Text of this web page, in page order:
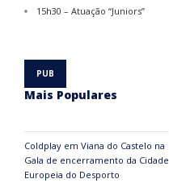
15h30 – Atuação “Juniors”
Mais Populares
Coldplay em Viana do Castelo na
Gala de encerramento da Cidade
Europeia do Desporto